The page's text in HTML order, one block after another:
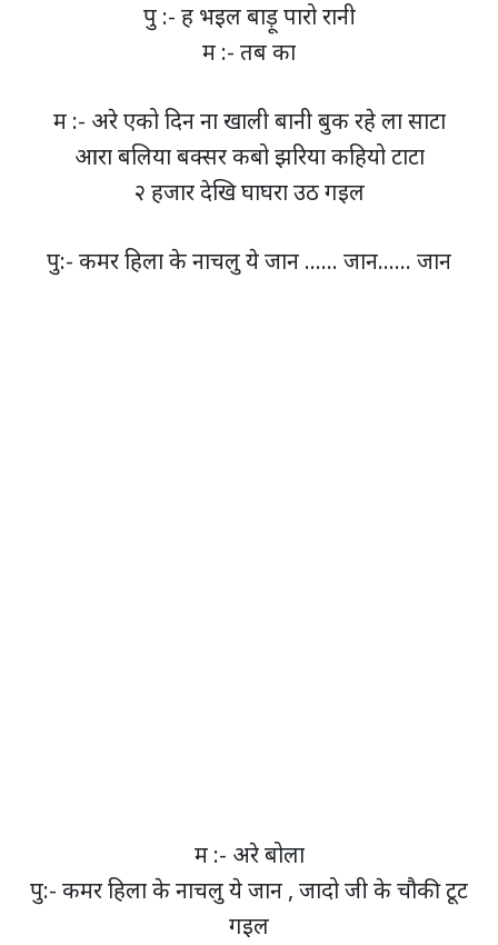
पु :- ह भइल बाड़ू पारो रानी
म :- तब का
म :- अरे एको दिन ना खाली बानी बुक रहे ला साटा
आरा बलिया बक्सर कबो झरिया कहियो टाटा
२ हजार देखि घाघरा उठ गइल
पु:- कमर हिला के नाचलु ये जान …… जान…… जान
म :- अरे बोला
पु:- कमर हिला के नाचलु ये जान , जादो जी के चौकी टूट
गइल